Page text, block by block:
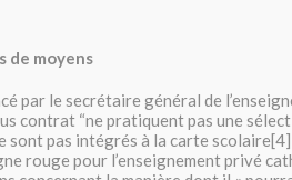
de moyens
par le secrétaire général de
contrat “ne pratiquent pas une
sont pas intégrés à la carte
rouge pour l’enseignement privé